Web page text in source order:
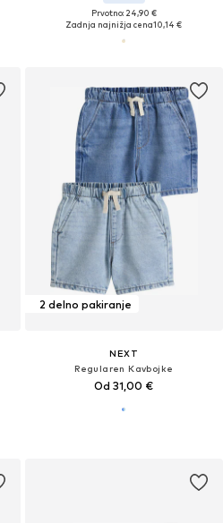
Prvotno: 24,90 €
Zadnja najnižja cena10,14 €
2 delno pakiranje
NEXT
Regularen Kavbojke
Od 31,00 €